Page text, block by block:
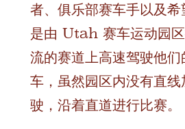
者、俱乐部赛车手以及
是由 Utah 赛车运动园
流的赛道上高速驾驶他们
车，虽然园区内没有直
驶，沿着直道进行比赛。